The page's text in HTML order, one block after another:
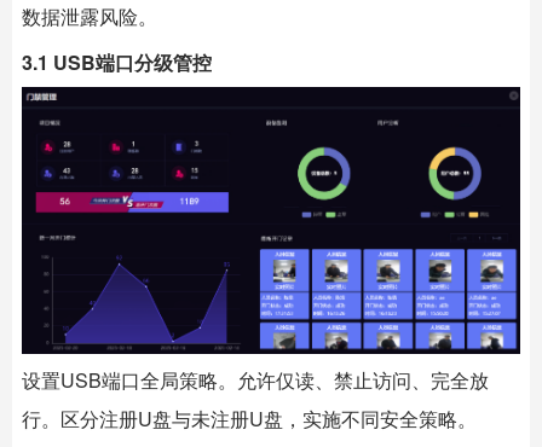
数据泄露风险。
3.1 USB端口分级管控
设置USB端口全局策略。允许仅读、禁止访问、完全放
行。区分注册U盘与未注册U盘，实施不同安全策略。